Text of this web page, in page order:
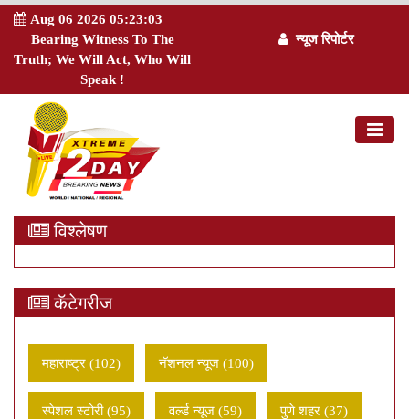
Aug 06 2026 05:23:04
Bearing Witness To The
Truth; We Will Act, Who Will
Speak !
न्यूज रिपोर्टर
विश्लेषण
कॅटेगरीज
महाराष्ट्र (102) नॅशनल न्यूज (100)
स्पेशल स्टोरी (95) वर्ल्ड न्यूज (59) पुणे शहर (37)